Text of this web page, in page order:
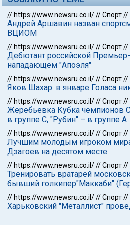
// https://www.newsru.co.il///Спорт//
Андрей Аршавин назван
ВЦИОМ
// https://www.newsru.co.il///Спорт//
Дебютант российской
нападающем "Апоэля"
// https://www.newsru.co.il///Спорт//
Яков Шахар: в январе Голаса
// https://www.newsru.co.il///Спорт//
Жеребьевка Кубка чемпионов
в группе С, "Рубин" – в группе А
// https://www.newsru.co.il///Спорт//
Лучшим молодым игроком
Дзагоев на десятом месте
// https://www.newsru.co.il///Спорт//
Тренировать вратарей
бывший голкипер"Маккаби"
// https://www.newsru.co.il///Спорт//
Харьковский "Металлист"